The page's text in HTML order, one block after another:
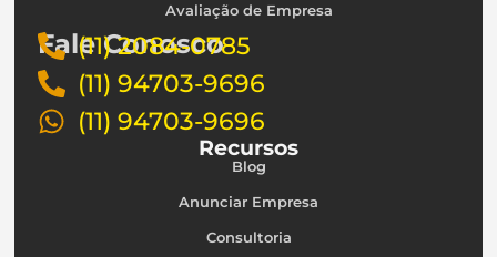
Avaliação de Empresa
Fale Conosco
(11) 2084-0785
(11) 94703-9696
(11) 94703-9696
Recursos
Blog
Anunciar Empresa
Consultoria